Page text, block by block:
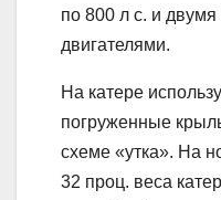
по 800 л с. и
двигателями.
На катере
погруженные
схеме «утка». На
32 проц. веса